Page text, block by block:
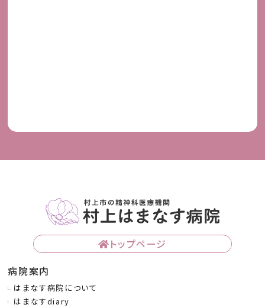
トップページ
病院案内
はまなす病院について
はまなすdiary